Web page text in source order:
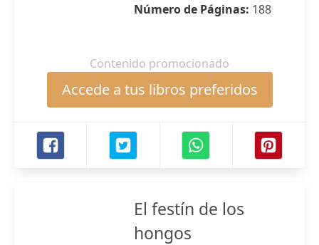
Número de Páginas: 188
Contenido promocionado
Accede a tus libros preferidos
El festín de los
hongos